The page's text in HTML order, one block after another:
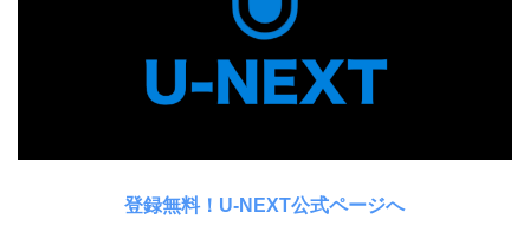
登録無料！U-NEXT公式ページへ